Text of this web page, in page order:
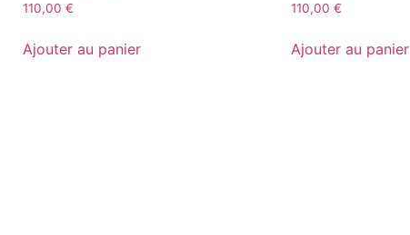
110,00€
Ajouter au panier
110,00€
Ajouter au panier